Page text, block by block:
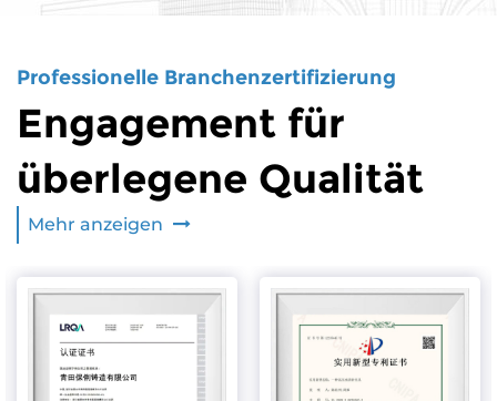
Professionelle Branchenzertifizierung
Engagement für
überlegene Qualität
Mehr anzeigen